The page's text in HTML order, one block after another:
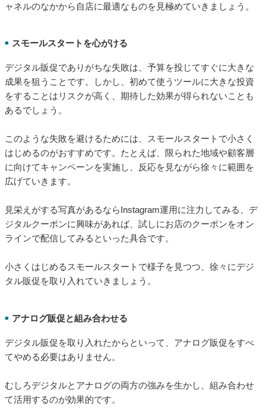
ャネルのなかから自店に最適なものを見極めていきましょう。
■ スモールスタートを心がける
デジタル販促でありがちな失敗は、予算を投じてすぐに大きな
成果を狙うことです。しかし、初めて使うツールに大きな投資
をすることはリスクが高く、期待した効果が得られないことも
あるでしょう。
このような失敗を避けるためには、スモールスタートで小さく
はじめるのがおすすめです。たとえば、限られた地域や顧客層
に向けてキャンペーンを実施し、反応を見ながら徐々に範囲を
広げていきます。
見栄えがする写真があるならInstagram運用に注力してみる、デ
ジタルクーポンに興味があれば、試しにお店のクーポンをオン
ラインで配信してみるといった具合です。
小さくはじめるスモールスタートで様子を見つつ、徐々にデジ
タル販促を取り入れていきましょう。
■ アナログ販促と組み合わせる
デジタル販促を取り入れたからといって、アナログ販促をすべ
てやめる必要はありません。
むしろデジタルとアナログの両方の強みを生かし、組み合わせ
て活用するのが効果的です。